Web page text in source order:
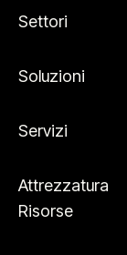
Settori
Soluzioni
Servizi
Attrezzatura
Risorse